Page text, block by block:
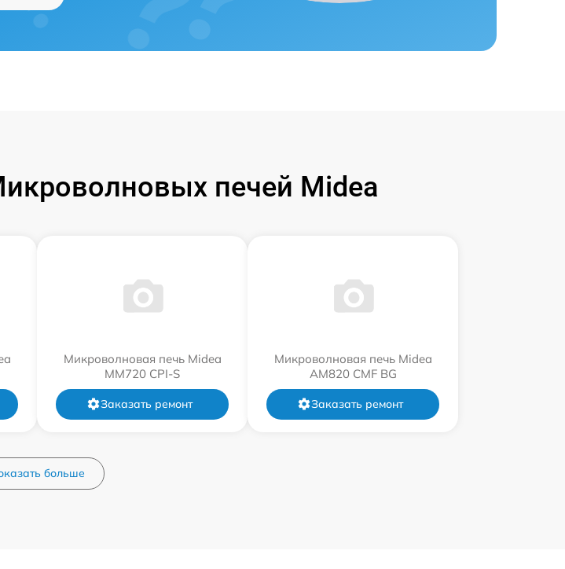
печей Midea
Микроволновая печь Midea
MM720 CPI-S
Заказать ремонт
Микроволновая печь Midea
AM820 CMF BG
Заказать ремонт
больше